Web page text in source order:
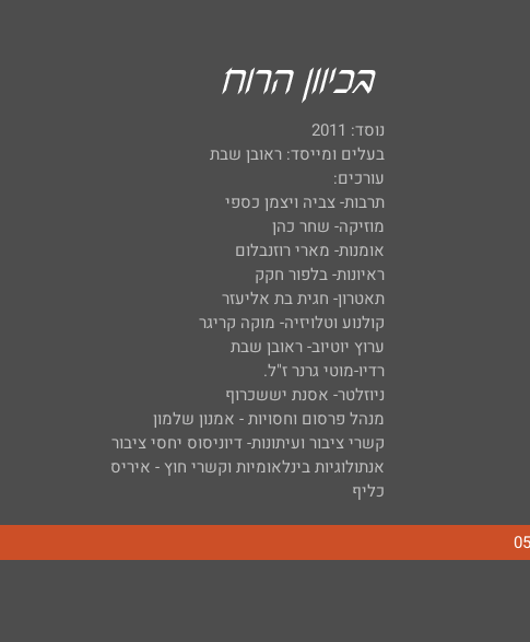
נוסד: 2011
בעלים ומייסד: ראובן שבת
עורכים:
תרבות- צביה ויצמן כספי
מוזיקה- שחר כהן
אומנות- מארי רוזנבלום
ראיונות- בלפור חקק
תאטרון- חגית בת אליעזר
קולנוע וטלויזיה- מוקה קריגר
ערוץ יוטיוב- ראובן שבת
רדיו-מוטי גרנר ז"ל.
ניוזלטר- אסנת יששכרוף
מנהל פרסום וחסויות - אמנון שלמון
קשרי ציבור ועיתונות- דיוניסוס יחסי ציבור
אנתולוגיות בינלאומיות וקשרי חוץ - איריס
כליף